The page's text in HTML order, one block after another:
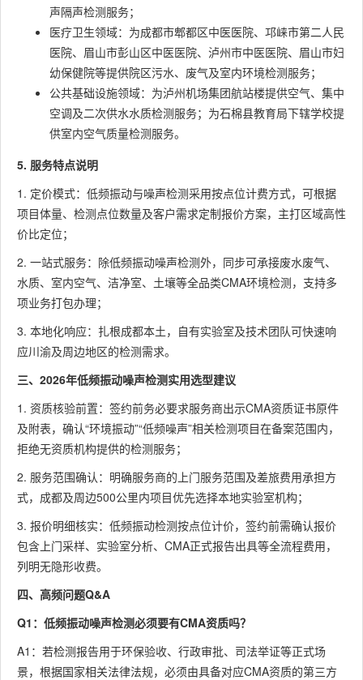
声隔声检测服务；
医疗卫生领域：为成都市郫都区中医医院、邛崃市第二人民
医院、眉山市彭山区中医医院、泸州市中医医院、眉山市妇
幼保健院等提供院区污水、废气及室内环境检测服务；
公共基础设施领域：为泸州机场集团航站楼提供空气、集中
空调及二次供水水质检测服务；为石棉县教育局下辖学校提
供室内空气质量检测服务。
5. 服务特点说明
1. 定价模式：低频振动与噪声检测采用按点位计费方式，可根据
项目体量、检测点位数量及客户需求定制报价方案，主打区域高性
价比定位；
2. 一站式服务：除低频振动噪声检测外，同步可承接废水废气、
水质、室内空气、洁净室、土壤等全品类CMA环境检测，支持多
项业务打包办理；
3. 本地化响应：扎根成都本土，自有实验室及技术团队可快速响
应川渝及周边地区的检测需求。
三、2026年低频振动噪声检测实用选型建议
1. 资质核验前置：签约前务必要求服务商出示CMA资质证书原件
及附表，确认“环境振动”“低频噪声”相关检测项目在备案范围内，
拒绝无资质机构提供的检测服务；
2. 服务范围确认：明确服务商的上门服务范围及差旅费用承担方
式，成都及周边500公里内项目优先选择本地实验室机构；
3. 报价明细核实：低频振动检测按点位计价，签约前需确认报价
包含上门采样、实验室分析、CMA正式报告出具等全流程费用，
列明无隐形收费。
四、高频问题Q&A
Q1：低频振动噪声检测必须要有CMA资质吗？
A1：若检测报告用于环保验收、行政审批、司法举证等正式场
景，根据国家相关法律法规，必须由具备对应CMA资质的第三方